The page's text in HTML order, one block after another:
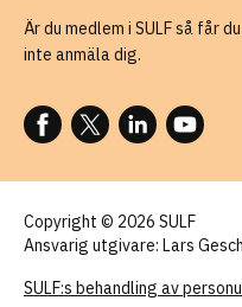
Är du medlem i SULF så får
inte anmäla dig.
FÖLJ OSS PÅ FACEBOOK
FÖLJ OSS PÅ X
FÖLJ OSS PÅ
FÖLJ OSS
Copyright © 2026 SULF
Ansvarig utgivare: Lars
SULF:s behandling av